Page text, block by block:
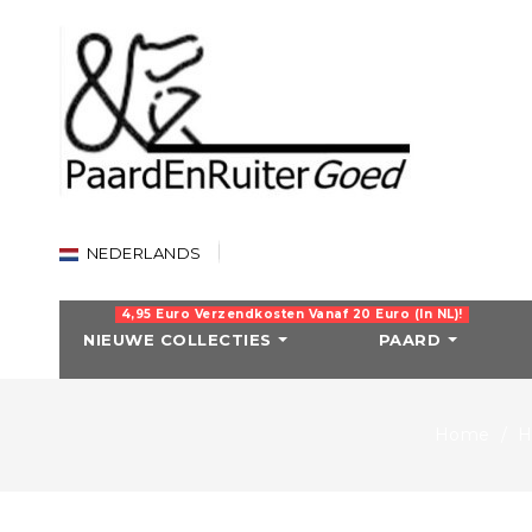
NEDERLANDS
NIEUWE COLLECTIES PAARD
4,95 Euro Verzendkosten Vanaf 20 Euro (in NL)!